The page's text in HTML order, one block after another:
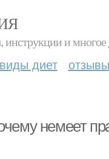
и многое
виды диет отзывы
немеет